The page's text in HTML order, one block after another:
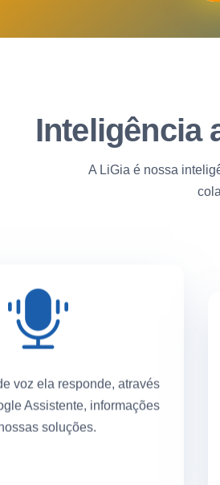
Inteligência
A LiGia é nossa
voz ela responde, através
Assistente, informações
soluções.